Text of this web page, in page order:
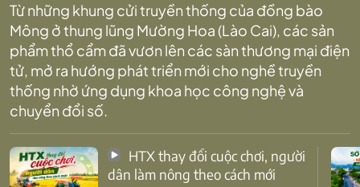
Từ những khung cửi truyền thống của đồng bào
Mông ở thung lũng Mường Hoa (Lào Cai), các sản
phẩm thổ cẩm đã vươn lên các sàn thương mại điện
tử, mở ra hướng phát triển mới cho nghề truyền
thống nhờ ứng dụng khoa học công nghệ và
chuyển đổi số.
dân làm nông theo cách mới